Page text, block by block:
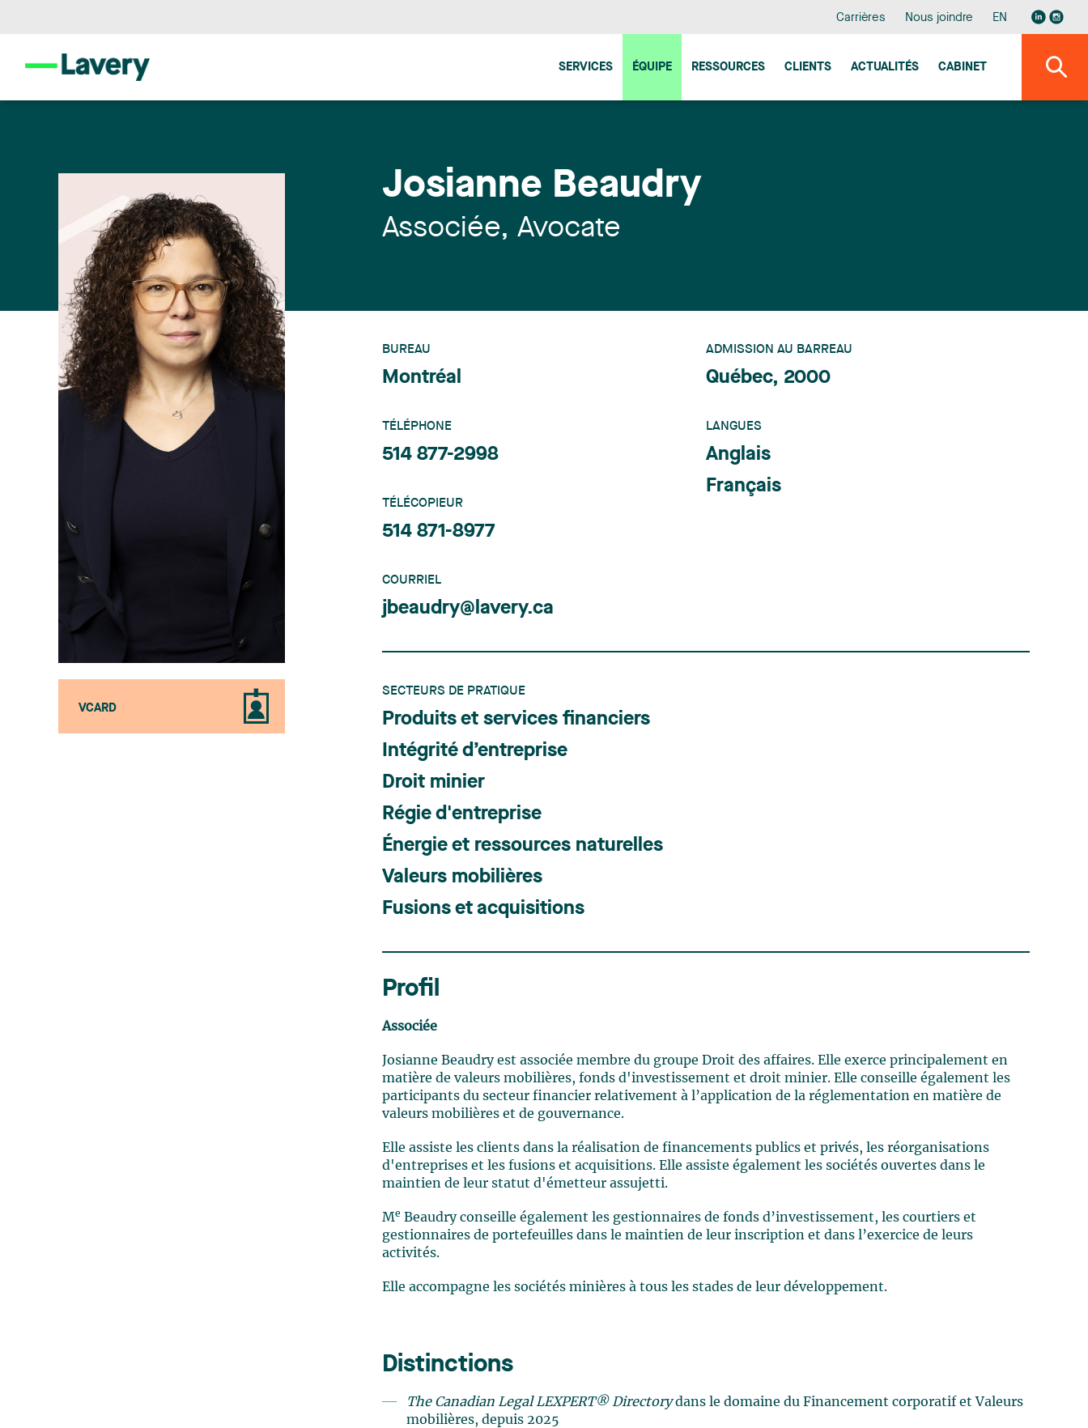
Carrières Nous joindre EN
SERVICES ÉQUIPE RESSOURCES CLIENTS ACTUALITÉS CABINET
Josianne Beaudry
Associée, Avocate
VCARD
BUREAU
Montréal
TÉLÉPHONE
514 877-2998
TÉLÉCOPIEUR
514 871-8977
COURRIEL
jbeaudry@lavery.ca
ADMISSION AU BARREAU
Québec, 2000
LANGUES
Anglais
Français
SECTEURS DE PRATIQUE
Produits et services financiers
Intégrité d’entreprise
Droit minier
Régie d'entreprise
Énergie et ressources naturelles
Valeurs mobilières
Fusions et acquisitions
Profil
Associée
Josianne Beaudry est associée membre du groupe Droit des affaires. Elle exerce principalement en
matière de valeurs mobilières, fonds d'investissement et droit minier. Elle conseille également les
participants du secteur financier relativement à l’application de la réglementation en matière de
valeurs mobilières et de gouvernance.
Elle assiste les clients dans la réalisation de financements publics et privés, les réorganisations
d'entreprises et les fusions et acquisitions. Elle assiste également les sociétés ouvertes dans le
maintien de leur statut d'émetteur assujetti.
Me Beaudry conseille également les gestionnaires de fonds d’investissement, les courtiers et
gestionnaires de portefeuilles dans le maintien de leur inscription et dans l’exercice de leurs
activités.
Elle accompagne les sociétés minières à tous les stades de leur développement.
Distinctions
The Canadian Legal LEXPERT® Directorydans le domaine du Financement corporatif et Valeurs
mobilières, depuis 2025